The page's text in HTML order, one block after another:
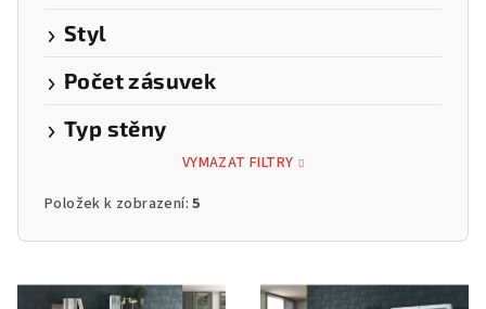
Styl
Počet zásuvek
Typ stěny
VYMAZAT FILTRY
Položek k zobrazení:5